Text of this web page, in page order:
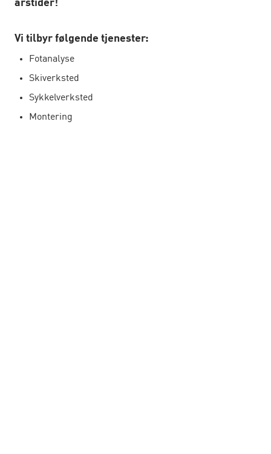
årstider!
Vi tilbyr følgende tjenester:
Fotanalyse
Skiverksted
Sykkelverksted
Montering